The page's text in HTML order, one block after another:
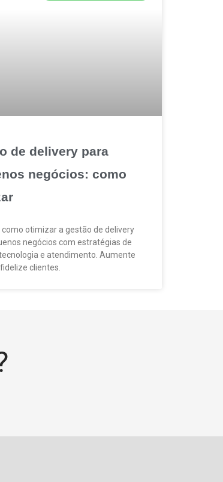
de delivery para
negócios: como
como otimizar a gestão de delivery
negócios com estratégias de
e atendimento. Aumente
clientes.